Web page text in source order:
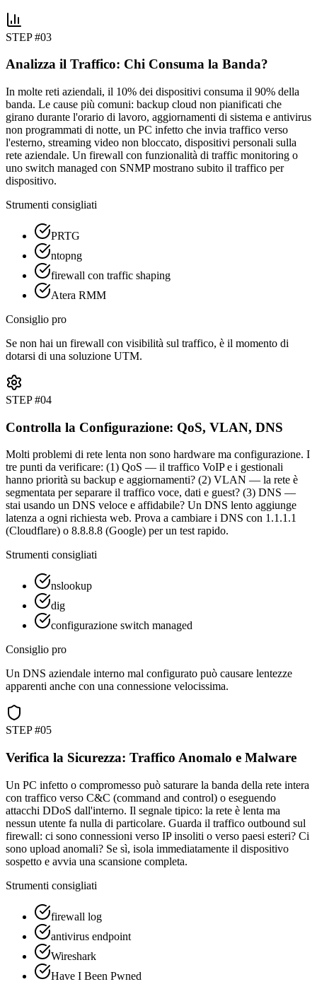
STEP #03
Analizza il Traffico: Chi Consuma la Banda?
In molte reti aziendali, il 10% dei dispositivi consuma il 90% della
banda. Le cause più comuni: backup cloud non pianificati che
girano durante l'orario di lavoro, aggiornamenti di sistema e antivirus
non programmati di notte, un PC infetto che invia traffico verso
l'esterno, streaming video non bloccato, dispositivi personali sulla
rete aziendale. Un firewall con funzionalità di traffic monitoring o
uno switch managed con SNMP mostrano subito il traffico per
dispositivo.
Strumenti consigliati
PRTG
ntopng
firewall con traffic shaping
Atera RMM
Consiglio pro
Se non hai un firewall con visibilità sul traffico, è il momento di
dotarsi di una soluzione UTM.
STEP #04
Controlla la Configurazione: QoS, VLAN, DNS
Molti problemi di rete lenta non sono hardware ma configurazione. I
tre punti da verificare: (1) QoS — il traffico VoIP e i gestionali
hanno priorità su backup e aggiornamenti? (2) VLAN — la rete è
segmentata per separare il traffico voce, dati e guest? (3) DNS —
stai usando un DNS veloce e affidabile? Un DNS lento aggiunge
latenza a ogni richiesta web. Prova a cambiare i DNS con 1.1.1.1
(Cloudflare) o 8.8.8.8 (Google) per un test rapido.
Strumenti consigliati
nslookup
dig
configurazione switch managed
Consiglio pro
Un DNS aziendale interno mal configurato può causare lentezze
apparenti anche con una connessione velocissima.
STEP #05
Verifica la Sicurezza: Traffico Anomalo e Malware
Un PC infetto o compromesso può saturare la banda della rete intera
con traffico verso C&C (command and control) o eseguendo
attacchi DDoS dall'interno. Il segnale tipico: la rete è lenta ma
nessun utente fa nulla di particolare. Guarda il traffico outbound sul
firewall: ci sono connessioni verso IP insoliti o verso paesi esteri? Ci
sono upload anomali? Se sì, isola immediatamente il dispositivo
sospetto e avvia una scansione completa.
Strumenti consigliati
firewall log
antivirus endpoint
Wireshark
Have I Been Pwned